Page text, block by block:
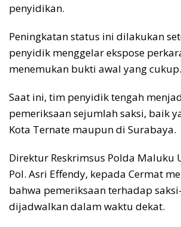
penyidikan.
Peningkatan status ini dilakukan
penyidik menggelar ekspose
menemukan bukti awal yang cukup.
Saat ini, tim penyidik tengah
pemeriksaan sejumlah saksi, baik
Kota Ternate maupun di Surabaya.
Direktur Reskrimsus Polda Maluku
Pol. Asri Effendy, kepada Cermat
bahwa pemeriksaan terhadap
dijadwalkan dalam waktu dekat.